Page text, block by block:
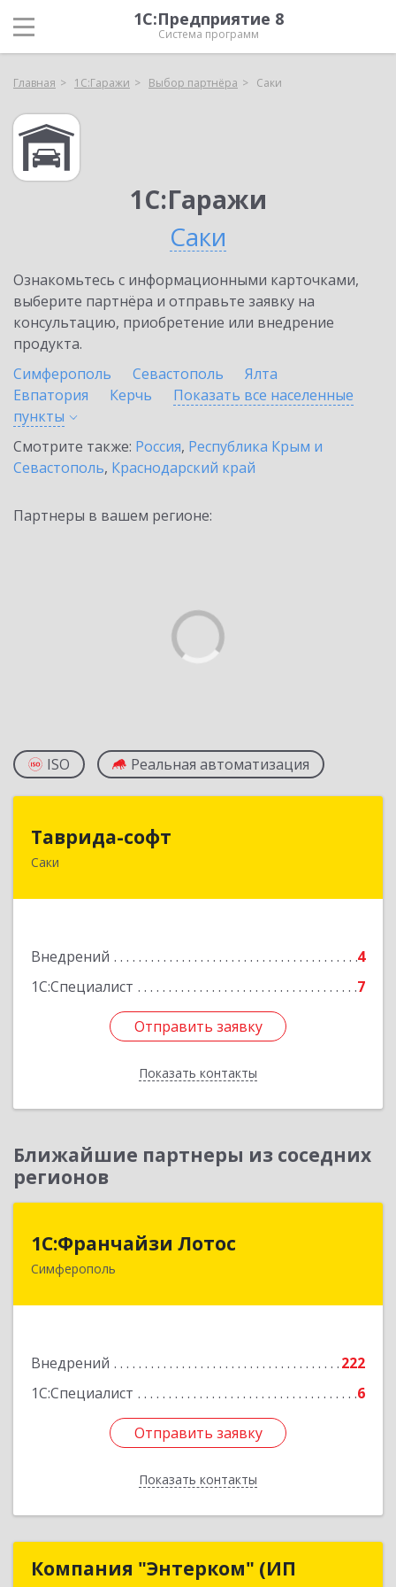
1С:Предприятие 8
Система программ
Главная 1С:Гаражи Выбор партнёра Саки
1С:Гаражи
Саки
Ознакомьтесь с информационными карточками,
выберите партнёра и отправьте заявку на
консультацию, приобретение или внедрение
продукта.
Симферополь
Севастополь
Ялта
Евпатория
Керчь
Показать все населенные
пункты
Смотрите также: Россия, Республика Крым и
Севастополь, Краснодарский край
Партнеры в вашем регионе:
ISO Реальная автоматизация
Таврида-софт
Саки
Внедрений
4
1С:Специалист
7
Отправить заявку
Показать контакты
Подробнее
Отправить заявку
Назад
Ближайшие партнеры из соседних
регионов
1С:Франчайзи Лотос
Симферополь
Внедрений
222
1С:Специалист
6
Отправить заявку
Показать контакты
295029, Крым Респ, Симферополь г, им
Отправить заявку
Назад
Компания "Энтерком" (ИП
Компания "Энтерком" (ИП